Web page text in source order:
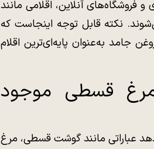
آنلاین، اقلامی مانند
نکته قابل توجه اینجاست که
جامد به‌عنوان پایه‌ای‌ترین اقلام
مرغ قسطی موجود
عباراتی مانند گوشت قسطی، مرغ